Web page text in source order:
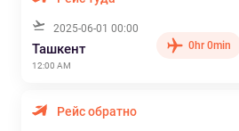
2025-06-01 00:00
Ташкент
12:00 AM
0hr 0min
Рейс обратно